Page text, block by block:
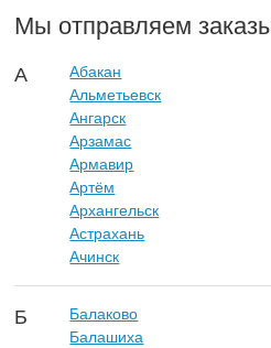
Мы отправляем
А
Абакан
Альметьевск
Ангарск
Арзамас
Армавир
Артём
Архангельск
Астрахань
Ачинск
Б
Балаково
Балашиха